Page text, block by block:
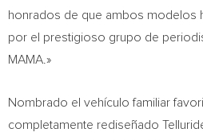
honrados de que ambos modelos
por el prestigioso grupo de
MAMA.»
Nombrado el vehículo familiar
completamente rediseñado